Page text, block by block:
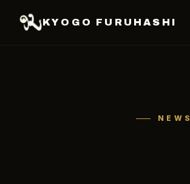
KYOGO FURUHASHI
NEWS